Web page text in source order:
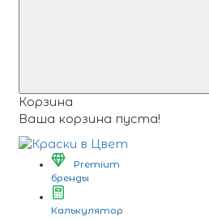
Корзина
Ваша корзина пуста!
Premium
бренды
Калькулятор